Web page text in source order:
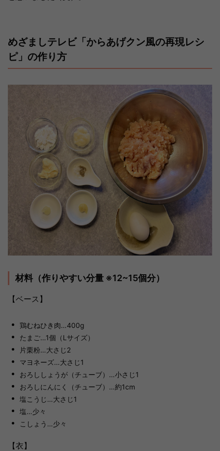
めざましテレビ「からあげクン風の再現レシ
ピ」の作り方
材料（作りやすい分量 ※12~15個分）
【ベース】
鶏むねひき肉…400g
たまご…1個（Lサイズ）
片栗粉…大さじ2
マヨネーズ…大さじ1
おろししょうが（チューブ）…小さじ1
おろしにんにく（チューブ）…約1cm
塩こうじ…大さじ1
塩…少々
こしょう…少々
【衣】